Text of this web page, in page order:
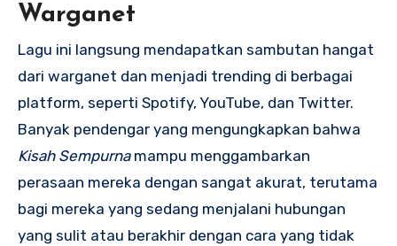
Warganet
Lagu ini langsung mendapatkan sambutan hangat
dari warganet dan menjadi trending di berbagai
platform, seperti Spotify, YouTube, dan Twitter.
Banyak pendengar yang mengungkapkan bahwa
Kisah Sempurnamampu menggambarkan
perasaan mereka dengan sangat akurat, terutama
bagi mereka yang sedang menjalani hubungan
yang sulit atau berakhir dengan cara yang tidak